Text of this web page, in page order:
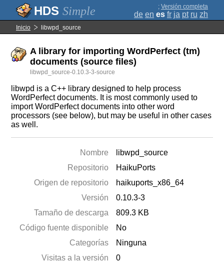
Simple ; Versión completa
de en es fr ja pt ru zh
Inicio libwpd_source
A library for importing WordPerfect (tm)
documents (source files)
libwpd_source-0.10.3-3-source
libwpd is a C++ library designed to help process
WordPerfect documents. It is most commonly used to
import WordPerfect documents into other word
processors (see below), but may be useful in other cases
as well.
Nombre
libwpd_source
Repositorio
HaikuPorts
Origen de repositorio
haikuports_x86_64
Versión
0.10.3-3
Tamaño de descarga
809.3 KB
Código fuente disponible
No
Categorías
Ninguna
Visitas a la versión
0